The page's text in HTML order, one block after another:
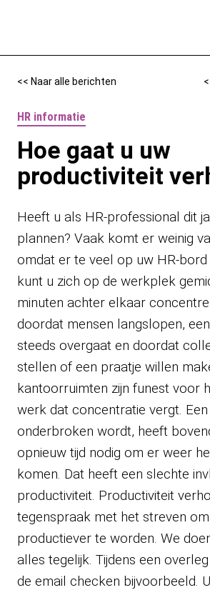
<< Naar alle berichten
HR informatie
Hoe gaat u uw
productiviteit
Heeft u als HR-professional dit
plannen? Vaak komt er weinig
omdat er te veel op uw HR-bord
kunt u zich op de werkplek
minuten achter elkaar
doordat mensen langslopen,
steeds overgaat en doordat
stellen of een praatje willen
kantoorruimten zijn funest voor
werk dat concentratie vergt.
onderbroken wordt, heeft
opnieuw tijd nodig om er weer
komen. Dat heeft een slechte
productiviteit. Productiviteit
tegenspraak met het streven
productiever te worden. We
alles tegelijk. Tijdens een
de email checken bijvoorbeeld.